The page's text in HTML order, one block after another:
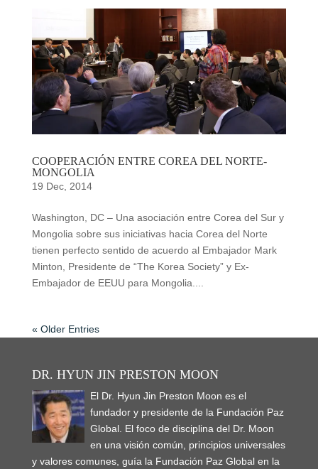
COOPERACIÓN ENTRE COREA DEL NORTE-
MONGOLIA
19 Dec, 2014
Washington, DC – Una asociación entre Corea del Sur y
Mongolia sobre sus iniciativas hacia Corea del Norte
tienen perfecto sentido de acuerdo al Embajador Mark
Minton, Presidente de “The Korea Society” y Ex-
Embajador de EEUU para Mongolia....
« Older Entries
DR. HYUN JIN PRESTON MOON
El Dr. Hyun Jin Preston Moon es el
fundador y presidente de la Fundación Paz
Global. El foco de disciplina del Dr. Moon
en una visión común, principios universales
y valores comunes, guía la Fundación Paz Global en la